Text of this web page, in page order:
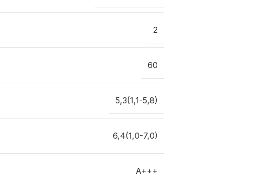
2
60
5,3(1,1-5,8)
6,4(1,0-7,0)
A+++